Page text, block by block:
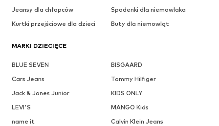
Jeansy dla chłopców
Spodenki dla niemowlaka
Kurtki przejściowe dla dzieci
Buty dla niemowląt
MARKI DZIECIĘCE
BLUE SEVEN
BISGAARD
Cars Jeans
Tommy Hilfiger
Jack & Jones Junior
KIDS ONLY
LEVI'S
MANGO Kids
name it
Calvin Klein Jeans